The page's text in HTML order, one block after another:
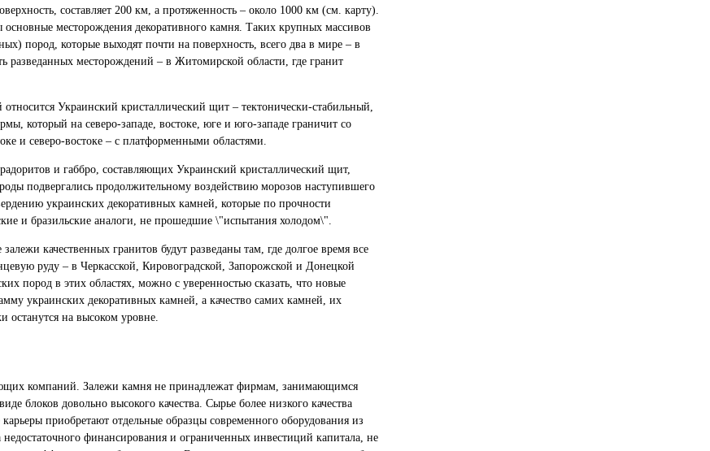
составляет 200 км, а протяженность – около 1000 км (см. карту).
месторождения декоративного камня. Таких крупных массивов
пород, которые выходят почти на поверхность, всего два в мире – в
разведанных месторождений – в Житомирской области, где гранит
Украинский кристаллический щит – тектонически-стабильный,
который на северо-западе, востоке, юге и юго-западе граничит со
и северо-востоке – с платформенными областями.
и габбро, составляющих Украинский кристаллический щит,
подвергались продолжительному воздействию морозов наступившего
украинских декоративных камней, которые по прочности
и бразильские аналоги, не прошедшие \"испытания холодом\".
качественных гранитов будут разведаны там, где долгое время все
руду – в Черкасской, Кировоградской, Запорожской и Донецкой
пород в этих областях, можно с уверенностью сказать, что новые
украинских декоративных камней, а качество самих камней, их
останутся на высоком уровне.
компаний. Залежи камня не принадлежат фирмам, занимающимся
блоков довольно высокого качества. Сырье более низкого качества
приобретают отдельные образцы современного оборудования из
финансирования и ограниченных инвестиций капитала, не